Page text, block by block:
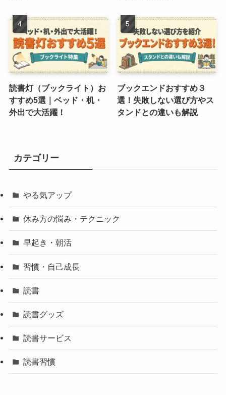
読書灯（ブックライト）お
すすめ5選｜ベッド・机・
外出で大活躍！
ブックエンドおすすめ３
選！失敗しない選び方やス
タンドとの違いも解説
カテゴリー
やる気アップ
休み方の悩み・テクニック
早起き・朝活
習慣・自己成長
読書
読書グッズ
読書サービス
読書習慣